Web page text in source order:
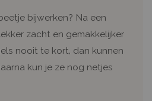
bijwerken? Na een
zacht en gemakkelijker
nooit te kort, dan kunnen
kun je ze nog netjes